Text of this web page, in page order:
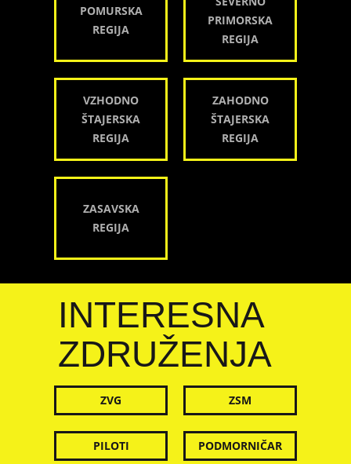
POMURSKA
REGIJA
PRIMORSKA
REGIJA
VZHODNO
ŠTAJERSKA
REGIJA
ZAHODNO
ŠTAJERSKA
REGIJA
ZASAVSKA
REGIJA
INTERESNA
ZDRUŽENJA
ZVG ZSM
PILOTI PODMORNIČAR